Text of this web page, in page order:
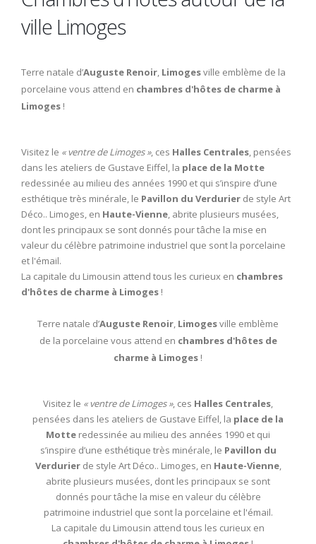
ville Limoges
Terre natale d’Auguste Renoir Limogesville emblème de la
porcelaine vous attend en chambres d'hôtes de charme à
Limoges !
Visitez le « ventre de Limoges », ces Halles Centrales , pensées
dans les ateliers de Gustave Eiffel, la place de la Motte
redessinée au milieu des années 1990 et qui s’inspire d’une
esthétique très minérale, le Pavillon du Verdurier de style Art
Déco.. Limoges, en Haute-Vienne , abrite plusieurs musées,
dont les principaux se sont donnés pour tâche la mise en
valeur du célèbre patrimoine industriel que sont la porcelaine
et l'émail.
La capitale du Limousin attend tous les curieux en chambres
d'hôtes de charme à Limoges !
Terre natale d’Auguste Renoir Limogesville emblème
de la porcelaine vous attend en chambres d'hôtes de
charme à Limoges !
Visitez le « ventre de Limoges », ces Halles Centrales
pensées dans les ateliers de Gustave Eiffel, la place de la
Motte redessinée au milieu des années 1990 et qui
s’inspire d’une esthétique très minérale, le Pavillon du
Verdurierde style Art Déco.. Limoges, en Haute-Vienne,
abrite plusieurs musées, dont les principaux se sont
donnés pour tâche la mise en valeur du célèbre
patrimoine industriel que sont la porcelaine et l'émail.
La capitale du Limousin attend tous les curieux en